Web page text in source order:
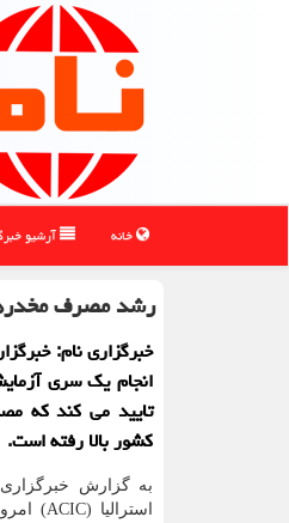
خانه آرشیو
رشد مصرف
خبرگزاری نام:
انجام یک سری
تایید می کند که
کشور بالا رفته است.
به گزارش خبرگزاری
استرالیا (ACIC) امروز (چهارشنبه) بیست و یکمین گزارش از